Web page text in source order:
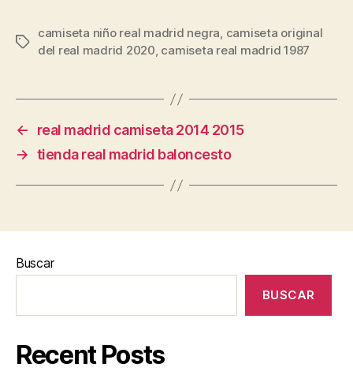
Etiquetas
camiseta niño real madrid negra, camiseta original
del real madrid 2020, camiseta real madrid 1987
←
real madrid camiseta 2014 2015
→ tienda real madrid baloncesto
Buscar
BUSCAR
Recent Posts